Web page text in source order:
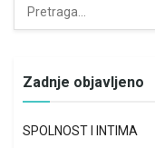
Zadnje objavljeno
SPOLNOST I INTIMA